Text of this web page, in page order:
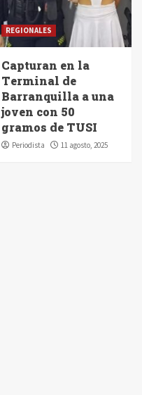
REGIONALES
Capturan en la
Terminal de
Barranquilla a una
joven con 50
gramos de TUSI
Periodista 11 agosto, 2025